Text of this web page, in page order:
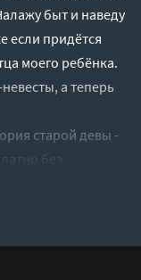
быт и наведу
если придётся
моего ребёнка.
а теперь
старой девы -
без